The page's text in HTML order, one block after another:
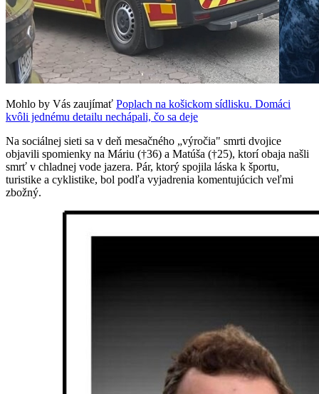
Mohlo by Vás zaujímať Poplach na košickom sídlisku. Domáci
kvôli jednému detailu nechápali, čo sa deje
Na sociálnej sieti sa v deň mesačného „výročia" smrti dvojice
objavili spomienky na Máriu (†36) a Matúša (†25), ktorí obaja našli
smrť v chladnej vode jazera. Pár, ktorý spojila láska k športu,
turistike a cyklistike, bol podľa vyjadrenia komentujúcich veľmi
zbožný.